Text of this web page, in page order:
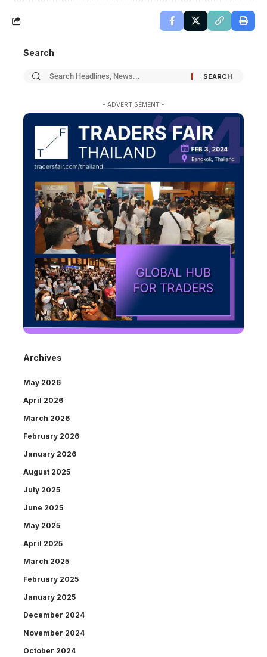
Search
- ADVERTISEMENT -
Archives
May 2026
April 2026
March 2026
February 2026
January 2026
August 2025
July 2025
June 2025
May 2025
April 2025
March 2025
February 2025
January 2025
December 2024
November 2024
October 2024